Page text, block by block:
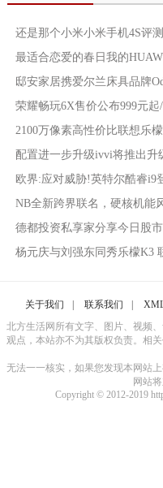
还是那个小米小米手机4S评测
最适合恋爱的春日我的
邸安家居携爱尔兰床具品牌
荣耀畅玩6X售价公布999元起
2100万像素高性价比联想乐
配置进一步升级ivvi将推出升
欧界:应对威胁!英特尔酷睿i9
NB全新跨界联名，硬核机能
德都投资私享家分享今日股
杨元庆与刘强东同秀乐檬K3
关于我们 联系我们
北方生活网所有文字、图片、视频
观点，本站亦不为其版权负责。相
无法一一核实，如果您发现本网站
网站
Copyright © 2012-2019